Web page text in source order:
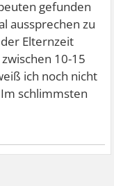
gefunden
aussprechen zu
Elternzeit
10-15
ich noch nicht
schlimmsten